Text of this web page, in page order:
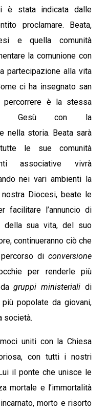
è stata indicata dalle
proclamare. Beata,
e quella comunità
la comunione con
partecipazione alla vita
ci ha insegnato san
percorrere è la stessa
Gesù con la
nella storia. Beata sarà
le sue comunità
associative vivrà
nei vari ambienti la
Diocesi, beate le
facilitare l’annuncio di
della sua vita, del suo
continueranno ciò che
di conversione
per renderle più
dagruppi ministerialidi
più popolate da giovani,
società.
uniti con la Chiesa
con tutti i nostri
il ponte che unisce le
mortale e l’immortalità
morto e risorto